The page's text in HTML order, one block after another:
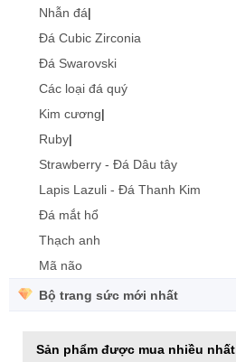
Nhẫn đá|
Đá Cubic Zirconia
Đá Swarovski
Các loại đá quý
Kim cương|
Ruby|
Strawberry - Đá Dâu tây
Lapis Lazuli - Đá Thanh Kim
Đá mắt hổ
Thạch anh
Mã não
Bộ trang sức mới nhất
Sản phẩm được mua nhiều nhất